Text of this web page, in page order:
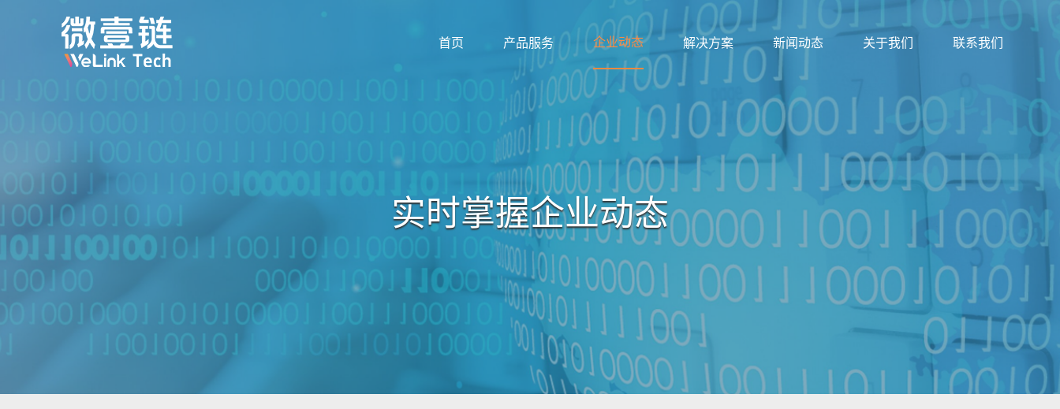
首页 产品服务 企业动态 解决方案 新闻动态 关于我们 联系我们
实时掌握企业动态